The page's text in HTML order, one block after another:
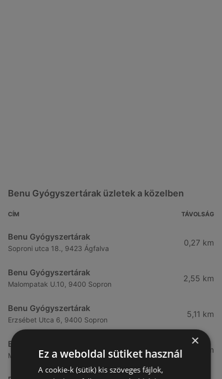
Benu Gyógyszertárak üzletek a közelben
CÍM TÁVOLSÁG
Benu Gyógyszertárak
Soproni utca 18., 9423 Ágfalva
0,27 km
Benu Gyógyszertárak
Malompatak U.10, 9400 Sopron
2,55 km
Benu Gyógyszertárak
Erzsébet Utca 6, 9400 Sopron
5,11 km
Benu Gyógyszertárak
Mátyás Király Utca 23, 9400 Sopron
5,24 km
×
Ez a weboldal sütiket használ
A cookie-k (sütik) kis szöveges fájlok,